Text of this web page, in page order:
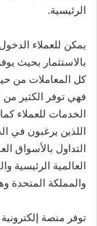
الرئيسية.
يمكن للعملاء
بالاستثمار بحيث
كل المعاملات من
فهي توفر الكثير
الخدمات للعملاء
اللذين يرغبون في
التداول بالأسواق
العالمية الرئيسية
والمملكة المتحدة
توفر منصة